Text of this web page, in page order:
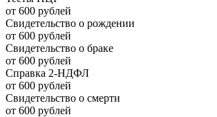
от 600 рублей
Свидетельство о рождении
от 600 рублей
Свидетельство о браке
от 600 рублей
Справка 2-НДФЛ
от 600 рублей
Свидетельство о смерти
от 600 рублей